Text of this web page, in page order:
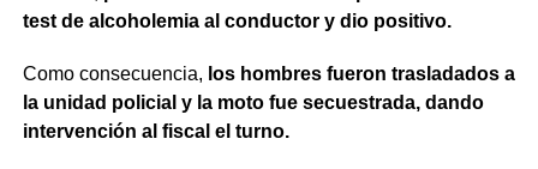
test de alcoholemia al conductor y dio positivo.
Como consecuencia, los hombres fueron trasladados a
la unidad policial y la moto fue secuestrada, dando
intervención al fiscal el turno.